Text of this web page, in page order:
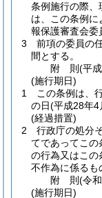
条例施行の際、
は、この条例
報保護審査会委
3
前項の委員の
間とする。
附 則(平
(施行期日)
1
この条例は、
の日(平成28年4
(経過措置)
2
行政庁の処分
てであってこの
の行為又はこの
不作為に係るも
附 則(令
(施行期日)